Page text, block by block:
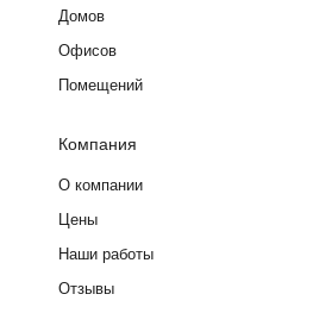
Домов
Офисов
Помещений
Компания
О компании
Цены
Наши работы
Отзывы